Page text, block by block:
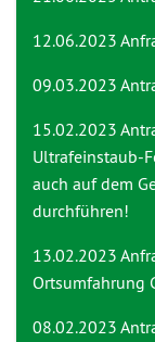
12.06.2023
09.03.2023
15.02.2023
Ultrafeinstaub-
auch auf dem
durchführen!
13.02.2023
Ortsumfahrung
08.02.2023